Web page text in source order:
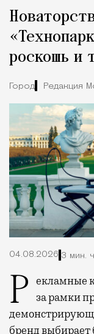
роскошь и
Город Редакция
04.08.2026 3 мин.
Рекламные кампании техники редко выходят
за рамки
бренд выбирает